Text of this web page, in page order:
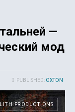
—
мод
PUBLISHED: OXTON
PRODUCTIONS